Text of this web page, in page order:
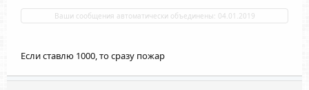
Ваши сообщения автоматически объединены: 04.01.2019
Если ставлю 1000, то сразу пожар